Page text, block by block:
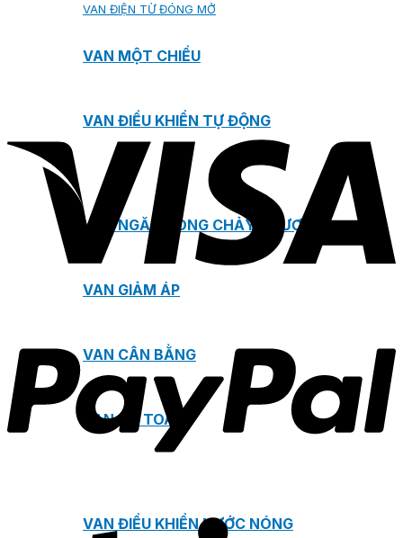
VAN ĐIỆN TỪ ĐÓNG MỞ
VAN MỘT CHIỀU
VAN ĐIỀU KHIỂN TỰ ĐỘNG
VAN NGĂN DÒNG CHẢY NGƯỢC
VAN GIẢM ÁP
VAN CÂN BẰNG
VAN AN TOÀN
VAN ĐIỀU KHIỂN NƯỚC NÓNG